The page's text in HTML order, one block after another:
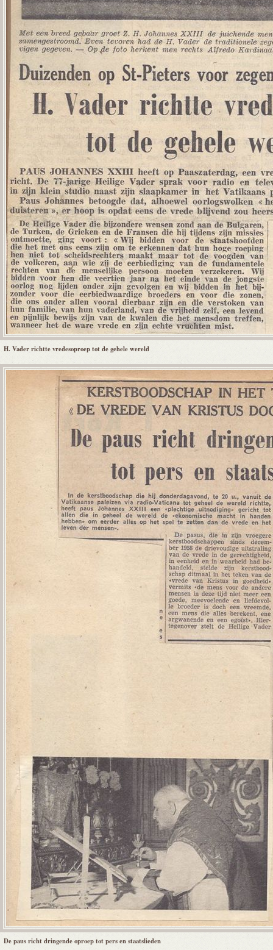
H. Vader richtte vredesoproep tot de gehele wereld
De paus richt dringende oproep tot pers en staatslieden